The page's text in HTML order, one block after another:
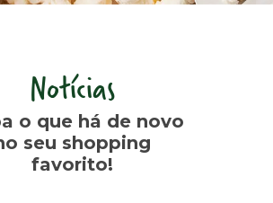
Notícias
o que há de novo
seu shopping
favorito!